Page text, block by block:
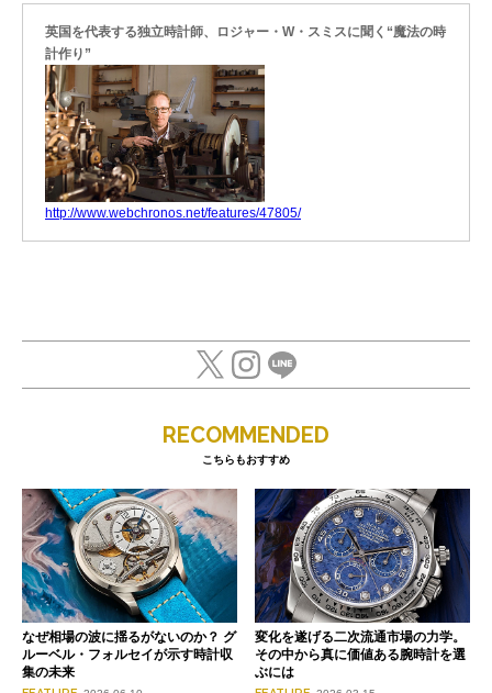
英国を代表する独立時計師、ロジャー・W・スミスに聞く“魔法の時
計作り”
http://www.webchronos.net/features/47805/
RECOMMENDED
こちらもおすすめ
なぜ相場の波に揺るがないのか？ グ
ルーベル・フォルセイが示す時計収
集の未来
変化を遂げる二次流通市場の力学。
その中から真に価値ある腕時計を選
ぶには